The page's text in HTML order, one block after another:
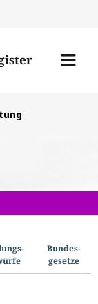
den
Menü
Bundes­
gesetze